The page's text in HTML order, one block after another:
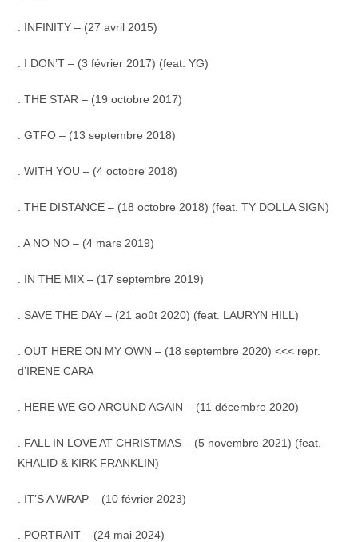
. INFINITY – (27 avril 2015)
. I DON’T – (3 février 2017) (feat. YG)
. THE STAR – (19 octobre 2017)
. GTFO – (13 septembre 2018)
. WITH YOU – (4 octobre 2018)
. THE DISTANCE – (18 octobre 2018) (feat. TY DOLLA SIGN)
. A NO NO – (4 mars 2019)
. IN THE MIX – (17 septembre 2019)
. SAVE THE DAY – (21 août 2020) (feat. LAURYN HILL)
. OUT HERE ON MY OWN – (18 septembre 2020) <<< repr.
d’IRENE CARA
. HERE WE GO AROUND AGAIN – (11 décembre 2020)
. FALL IN LOVE AT CHRISTMAS – (5 novembre 2021) (feat.
KHALID & KIRK FRANKLIN)
. IT’S A WRAP – (10 février 2023)
. PORTRAIT – (24 mai 2024)